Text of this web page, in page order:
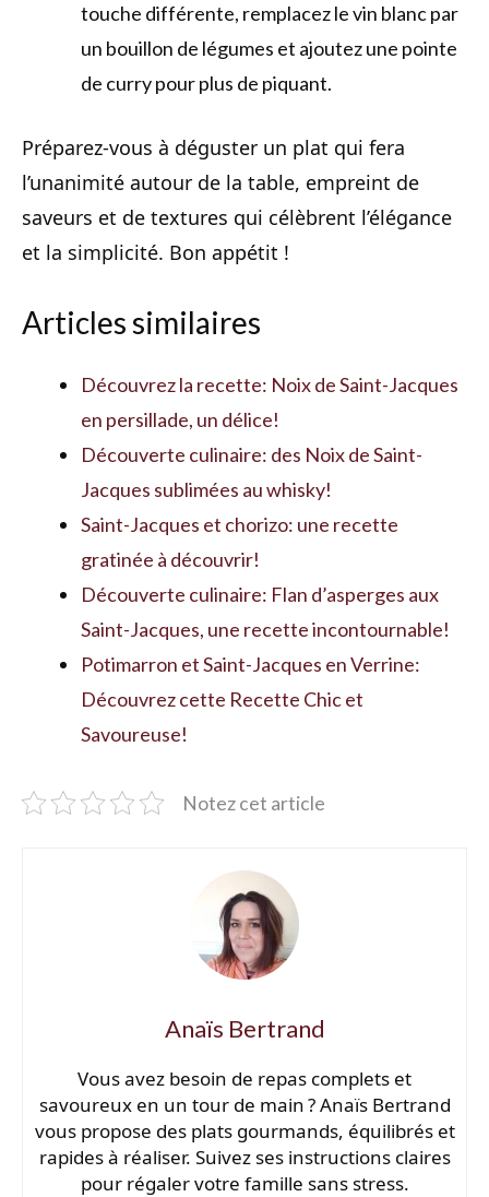
touche différente, remplacez le vin blanc par
un bouillon de légumes et ajoutez une pointe
de curry pour plus de piquant.
Préparez-vous à déguster un plat qui fera
l’unanimité autour de la table, empreint de
saveurs et de textures qui célèbrent l’élégance
et la simplicité. Bon appétit !
Articles similaires
Découvrez la recette: Noix de Saint-Jacques
en persillade, un délice!
Découverte culinaire: des Noix de Saint-
Jacques sublimées au whisky!
Saint-Jacques et chorizo: une recette
gratinée à découvrir!
Découverte culinaire: Flan d’asperges aux
Saint-Jacques, une recette incontournable!
Potimarron et Saint-Jacques en Verrine:
Découvrez cette Recette Chic et
Savoureuse!
Notez cet article
Anaïs Bertrand
Vous avez besoin de repas complets et
savoureux en un tour de main ? Anaïs Bertrand
vous propose des plats gourmands, équilibrés et
rapides à réaliser. Suivez ses instructions claires
pour régaler votre famille sans stress.